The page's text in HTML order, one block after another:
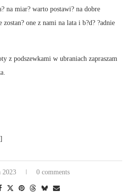
na miar? warto postawi? na dobre
zostan? one z nami na lata i b?d? ?adnie
z podszewkami w ubraniach zapraszam
2023 0 comments